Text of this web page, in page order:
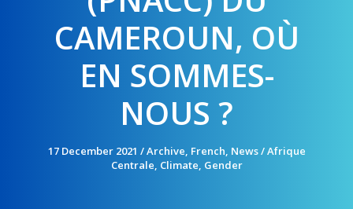
CAMEROUN, OÙ
EN SOMMES-
NOUS ?
17 December 2021 /Archive, French, News/Afrique
Centrale, Climate, Gender